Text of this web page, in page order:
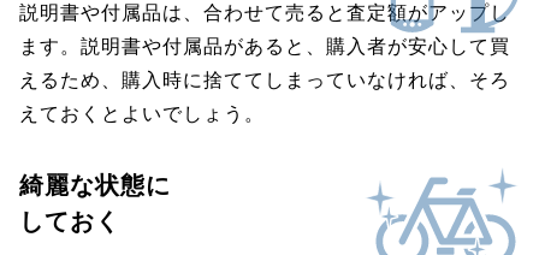
説明書や付属品は、合わせて売ると査定額がアップし
ます。説明書や付属品があると、購入者が安心して買
えるため、購入時に捨ててしまっていなければ、そろ
えておくとよいでしょう。
綺麗な状態に
しておく